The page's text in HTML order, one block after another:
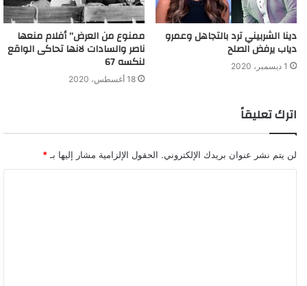
دينا الشربيني ترد بالتجاهل وعمرو
دياب يرفض الصلح
1 ديسمبر، 2020
ممنوع من العرض” أفلام منعها
ناصر والسادات لانها تحاكى الواقع
لنكسه 67
18 أغسطس، 2020
اترك تعليقاً
لن يتم نشر عنوان بريدك الإلكتروني. الحقول الإلزامية مشار إليها بـ *